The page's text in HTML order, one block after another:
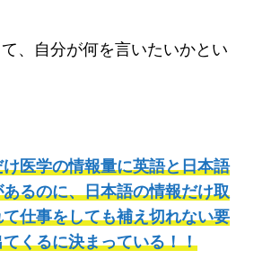
、自分が何を言いたいかとい
医学の情報量に英語と日本語
るのに、日本語の情報だけ取
仕事をしても補え切れない要
くるに決まっている！！